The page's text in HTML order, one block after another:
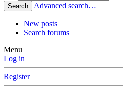
Search Advanced search…
New posts
Search forums
Menu
Log in
Register